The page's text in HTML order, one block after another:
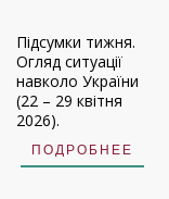
Підсумки тижня.
Огляд ситуації
навколо України
(22 – 29 квітня
2026).
ПОДРОБНЕЕ